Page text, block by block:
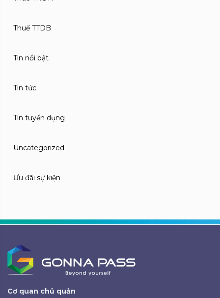
Thuế TTDB
Tin nổi bật
Tin tức
Tin tuyển dụng
Uncategorized
Ưu đãi sự kiện
Cơ quan chủ quản